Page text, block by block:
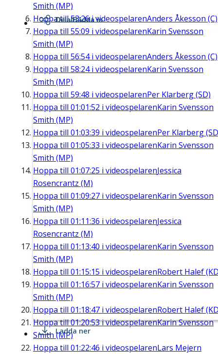
Smith (MP)
Hoppa till53:26i videospelarenAnders Åkesson (C)
Hoppa till 55:09 i videospelarenKarin Svensson
Smith (MP)
Hoppa till 56:54i videospelarenAnders Åkesson (C)
Hoppa till 58:24i videospelarenKarin Svensson
Smith (MP)
Hoppa till 59:48 i videospelarenPer Klarberg (SD)
Hoppa till 01:01:52 i videospelarenKarin Svensson
Smith (MP)
Hoppa till 01:03:39 i videospelarenPer Klarberg
Hoppa till 01:05:33 i videospelarenKarin Svensson
Smith (MP)
Hoppa till 01:07:25 i videospelarenJessica
Rosencrantz (M)
Hoppa till 01:09:27 i videospelarenKarin Svensson
Smith (MP)
Hoppa till 01:11:36 i videospelarenJessica
Rosencrantz (M)
Hoppa till 01:13:40 i videospelarenKarin Svensson
Smith (MP)
Hoppa till 01:15:15 i videospelarenRobert Halef
Hoppa till 01:16:57 i videospelarenKarin Svensson
Smith (MP)
Hoppa till 01:18:47 i videospelarenRobert Halef
Hoppa till01:20:53i videospelarenKarin Svensson
Smith (MP)
Hoppa till 01:22:46 i videospelarenLars Mejern
Dela/Bädda in
Ladda ner